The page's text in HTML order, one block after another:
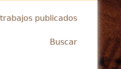
publicados
Buscar